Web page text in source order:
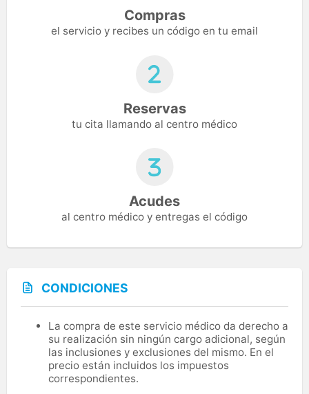
Compras
el servicio y recibes un código en tu email
Reservas
tu cita llamando al centro médico
Acudes
al centro médico y entregas el código
CONDICIONES
La compra de este servicio médico da derecho a
su realización sin ningún cargo adicional, según
las inclusiones y exclusiones del mismo. En el
precio están incluidos los impuestos
correspondientes.